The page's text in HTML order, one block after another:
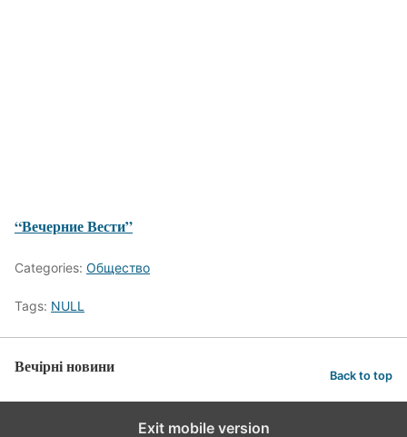
“Вечерние Вести”
Categories: Общество
Tags: NULL
Вечірні новини Back to top
Exit mobile version